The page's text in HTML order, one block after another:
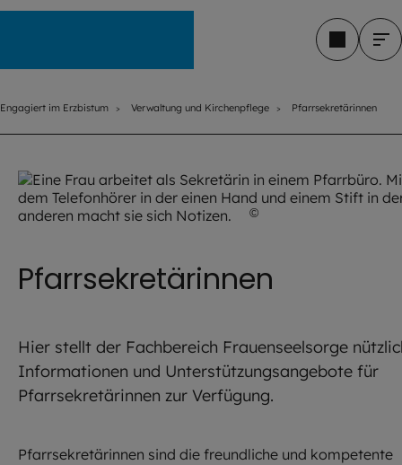
Engagiert im Erzbistum Verwaltung und Kirchenpflege Pfarrsekretärinnen
©
Pfarrsekretärinnen
Hier stellt der Fachbereich Frauenseelsorge
Informationen und Unterstützungsangebote für
Pfarrsekretärinnen zur Verfügung.
Pfarrsekretärinnen sind die freundliche und kompetente